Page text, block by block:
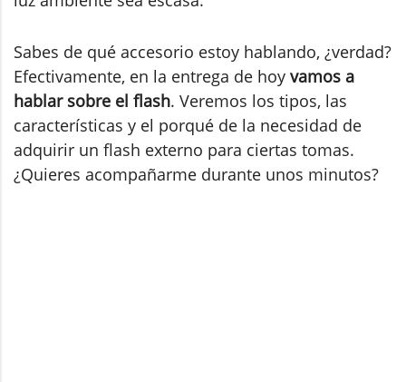
Sabes de qué accesorio estoy hablando, ¿verdad?
Efectivamente, en la entrega de hoy vamos a
hablar sobre el flash. Veremos los tipos, las
características y el porqué de la necesidad de
adquirir un flash externo para ciertas tomas.
¿Quieres acompañarme durante unos minutos?